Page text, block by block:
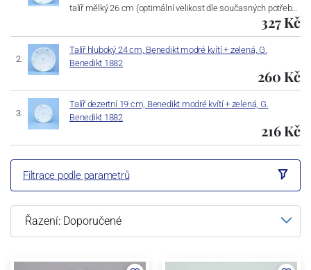
talíř mělký 26 cm (optimální velikost dle současných potřeb…
327 Kč
Talíř hluboký 24 cm, Benedikt modré kvítí + zelená, G.
Benedikt 1882
260 Kč
Talíř dezertní 19 cm, Benedikt modré kvítí + zelená, G.
Benedikt 1882
216 Kč
Filtrace podle parametrů